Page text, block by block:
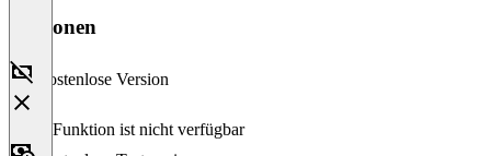
Versionen
Kostenlose Version
Diese Funktion ist nicht verfügbar